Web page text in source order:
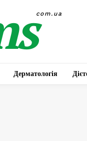
com.ua
Дерматологія